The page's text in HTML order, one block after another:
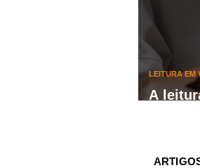
A
LEITURA EM